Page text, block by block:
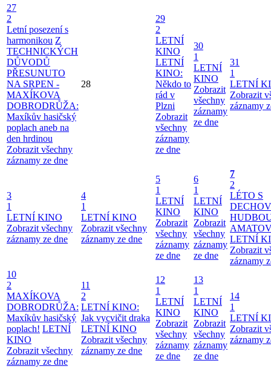
27
2
Letní posezení s
harmonikou Z
TECHNICKÝCH
DŮVODŮ
PŘESUNUTO
NA SRPEN -
MAXÍKOVA
DOBRODRŮŽA:
Maxíkův hasičský
poplach aneb na
den hrdinou
Zobrazit všechny
záznamy ze dne
28
29
2
LETNÍ
KINO
LETNÍ
KINO:
Někdo to
rád v
Plzni
Zobrazit
všechny
záznamy
ze dne
30
1
LETNÍ
KINO
Zobrazit
všechny
záznamy
ze dne
31
1
LETNÍ
Zobrazit
záznamy
3
1
LETNÍ KINO
Zobrazit všechny
záznamy ze dne
4
1
LETNÍ KINO
Zobrazit všechny
záznamy ze dne
5
1
LETNÍ
KINO
Zobrazit
všechny
záznamy
ze dne
6
1
LETNÍ
KINO
Zobrazit
všechny
záznamy
ze dne
7
2
LÉTO S
LETNÍ
Zobrazit
záznamy
10
2
MAXÍKOVA
DOBRODRŮŽA:
Maxíkův hasičský
poplach! LETNÍ
KINO
Zobrazit všechny
záznamy ze dne
11
2
LETNÍ KINO:
Jak vycvičit draka
LETNÍ KINO
Zobrazit všechny
záznamy ze dne
12
1
LETNÍ
KINO
Zobrazit
všechny
záznamy
ze dne
13
1
LETNÍ
KINO
Zobrazit
všechny
záznamy
ze dne
14
1
LETNÍ
Zobrazit
záznamy